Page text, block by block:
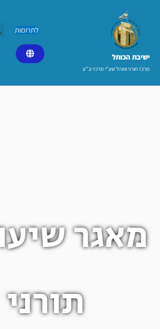
ישיבת הכותל​
מרכז תורני וואהל שע"י מרכז יב"ע
לתרומות
מאגר
תורני